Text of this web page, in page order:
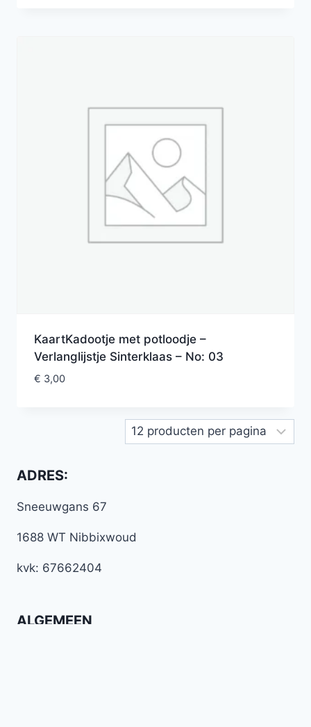
KaartKadootje met potloodje –
Verlanglijstje Sinterklaas – No: 03
€ 3,00
ADRES:
Sneeuwgans 67
1688 WT Nibbixwoud
kvk: 67662404
ALGEMEEN